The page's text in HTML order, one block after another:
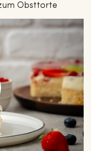
Obsttorte